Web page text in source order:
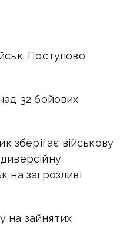
Поступово
32 бойових
зберігає військову
на загрозливі
на зайнятих